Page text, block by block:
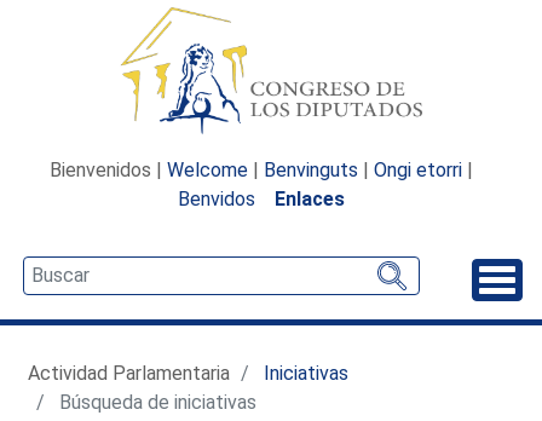
Bienvenidos | Welcome | Benvinguts | Ongi etorri |
Benvidos
Enlaces
Actividad Parlamentaria
Iniciativas
Búsqueda de iniciativas